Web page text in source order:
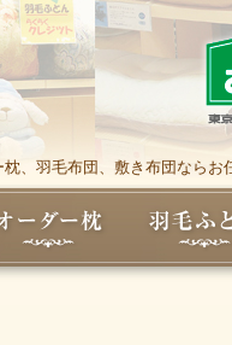
枕、羽毛布団、敷き布団なら